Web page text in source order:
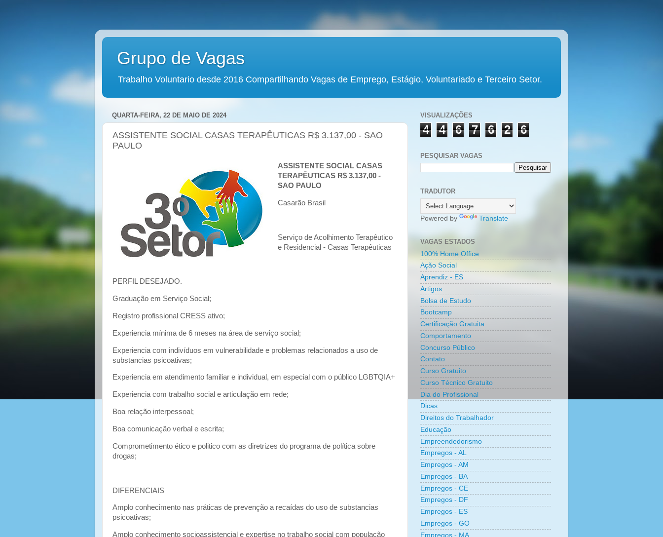
Grupo de Vagas
Trabalho Voluntario desde 2016 Compartilhando Vagas de Emprego, Estágio, Voluntariado e Terceiro Setor.
QUARTA-FEIRA, 22 DE MAIO DE 2024
ASSISTENTE SOCIAL CASAS TERAPÊUTICAS R$ 3.137,00 - SAO
PAULO
ASSISTENTE SOCIAL CASAS
TERAPÊUTICAS R$ 3.137,00 -
SAO PAULO
Casarão Brasil
Serviço de Acolhimento Terapêutico
e Residencial - Casas Terapêuticas
PERFIL DESEJADO.
Graduação em Serviço Social;
Registro profissional CRESS ativo;
Experiencia mínima de 6 meses na área de serviço social;
Experiencia com indivíduos em vulnerabilidade e problemas relacionados a uso de
substancias psicoativas;
Experiencia em atendimento familiar e individual, em especial com o público LGBTQIA+
Experiencia com trabalho social e articulação em rede;
Boa relação interpessoal;
Boa comunicação verbal e escrita;
Comprometimento ético e politico com as diretrizes do programa de política sobre
drogas;
DIFERENCIAIS
Amplo conhecimento nas práticas de prevenção a recaídas do uso de substancias
psicoativas;
Amplo conhecimento socioassistencial e expertise no trabalho social com população
VISUALIZAÇÕES
4 4 6 7 6 2 6
PESQUISAR VAGAS
TRADUTOR
Powered by Translate
VAGAS ESTADOS
100% Home Office
Ação Social
Aprendiz - ES
Artigos
Bolsa de Estudo
Bootcamp
Certificação Gratuita
Comportamento
Concurso Público
Contato
Curso Gratuito
Curso Técnico Gratuito
Dia do Profissional
Dicas
Direitos do Trabalhador
Educação
Empreendedorismo
Empregos - AL
Empregos - AM
Empregos - BA
Empregos - CE
Empregos - DF
Empregos - ES
Empregos - GO
Empregos - MA